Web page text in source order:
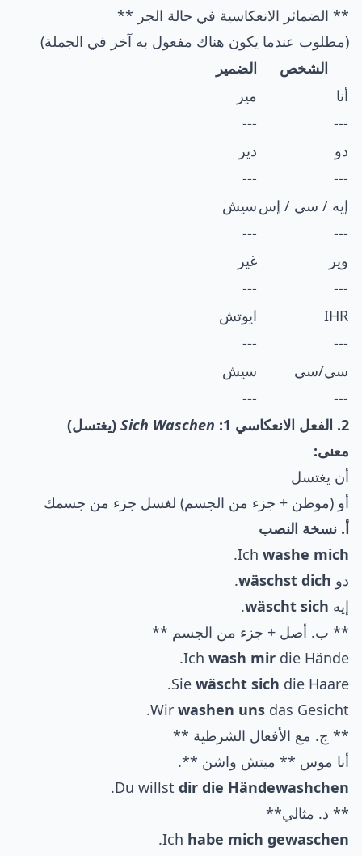
** الضمائر الانعكاسية في حالة الجر **
(مطلوب عندما يكون هناك مفعول به آخر في الجملة)
الشخص
الضمير
أنا
مير
---
---
دو
دير
---
---
إيه / سي / إسسيش
---
---
وير
غير
---
---
IHR
ايوتش
---
---
سي/سي
سيش
---
---
2. الفعل الانعكاسي 1:
Sich Waschen (يغتسل)
معنى:
أن يغتسل
أو (موطن + جزء من الجسم) لغسل جزء من جسمك
أ. نسخة النصب
Ich washe mich
.
دو wäschst dich
.
إيه wäscht sich
.
** ب. أصل + جزء من الجسم **
Ich wash mir die Hände.
Sie wäscht sich die Haare.
Wir washen uns das Gesicht.
** ج. مع الأفعال الشرطية **
أنا موس ** ميتش واشن **.
Du willst dir die Händewashchen
.
** د. مثالي**
Ich habe mich gewaschen
.